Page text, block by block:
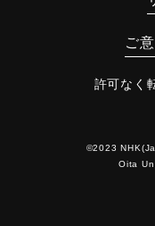
ご
許可なく
©2023
Oita